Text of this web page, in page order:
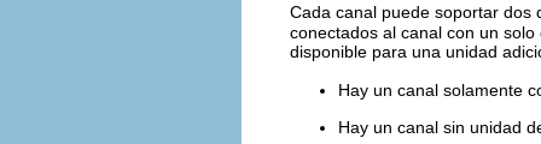
Cada canal puede soportar
conectados al canal con un
disponible para una unidad
Hay un canal solamente
Hay un canal sin unidad